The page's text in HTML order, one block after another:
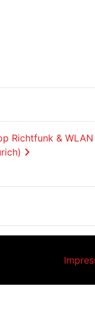
Richtfunk &